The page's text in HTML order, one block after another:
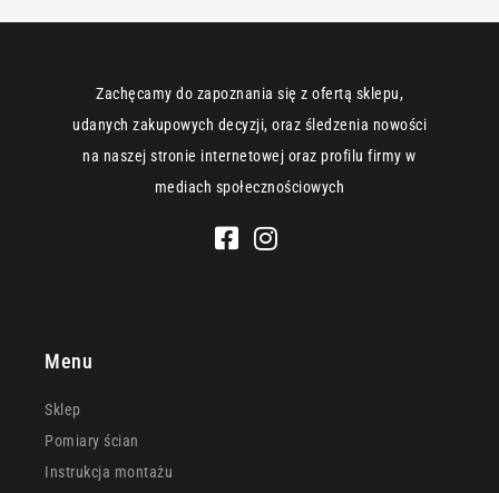
Zachęcamy do zapoznania się z ofertą sklepu,
udanych zakupowych decyzji, oraz śledzenia nowości
na naszej stronie internetowej oraz profilu firmy w
mediach społecznościowych
Menu
Sklep
Pomiary ścian
Instrukcja montażu